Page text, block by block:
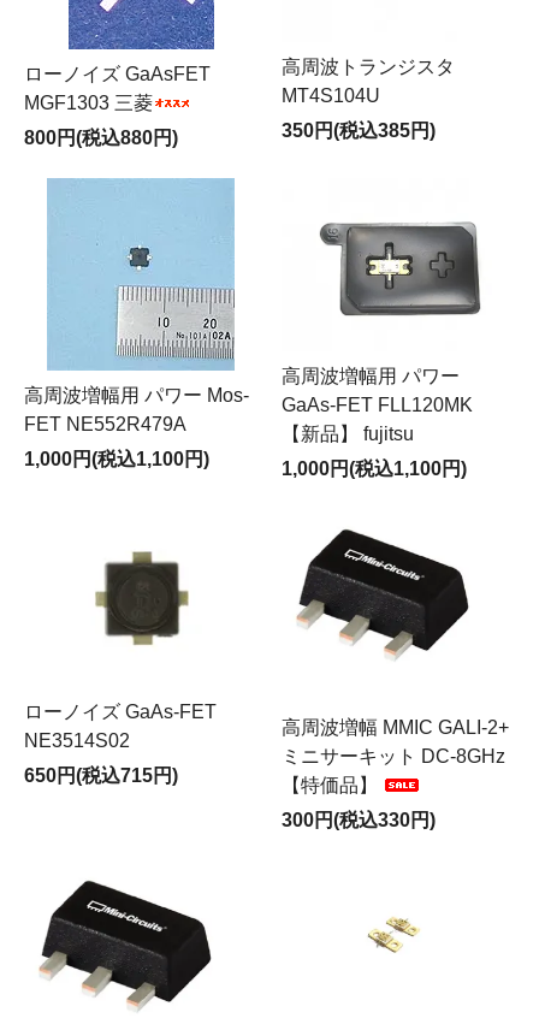
ローノイズ GaAsFET
MGF1303 三菱
800円(税込880円)
高周波トランジスタ
MT4S104U
350円(税込385円)
高周波増幅用 パワー Mos-
FET NE552R479A
1,000円(税込1,100円)
高周波増幅用 パワー
GaAs-FET FLL120MK
【新品】 fujitsu
1,000円(税込1,100円)
ローノイズ GaAs-FET
NE3514S02
650円(税込715円)
高周波増幅 MMIC GALI-2+
ミニサーキット DC-8GHz
【特価品】
300円(税込330円)